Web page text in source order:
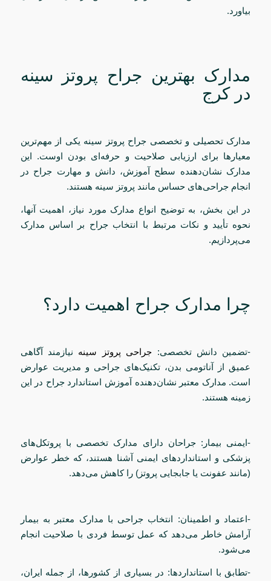
بیاورد.
مدارک بهترین جراح پروتز سینه
در کرج
مدارک تحصیلی و تخصصی جراح پروتز سینه یکی از مهم‌ترین
معیارها برای ارزیابی صلاحیت و حرفه‌ای بودن اوست. این
مدارک نشان‌دهنده سطح آموزش، دانش و مهارت جراح در
انجام جراحی‌های حساس مانند پروتز سینه هستند.
در این بخش، به توضیح انواع مدارک مورد نیاز، اهمیت آنها،
نحوه تأیید و نکات مرتبط با انتخاب جراح بر اساس مدارک
می‌پردازیم.
چرا مدارک جراح اهمیت دارد؟
-تضمین دانش تخصصی: جراحی پروتز سینه نیازمند آگاهی
عمیق از آناتومی بدن، تکنیک‌های جراحی و مدیریت عوارض
است. مدارک معتبر نشان‌دهنده آموزش استاندارد جراح در این
زمینه هستند.
-ایمنی بیمار: جراحان دارای مدارک تخصصی با پروتکل‌های
پزشکی و استانداردهای ایمنی آشنا هستند، که خطر عوارض
(مانند عفونت یا جابجایی پروتز) را کاهش می‌دهد.
-اعتماد و اطمینان: انتخاب جراحی با مدارک معتبر به بیمار
آرامش خاطر می‌دهد که عمل توسط فردی با صلاحیت انجام
می‌شود.
-تطابق با استانداردها: در بسیاری از کشورها، از جمله ایران،